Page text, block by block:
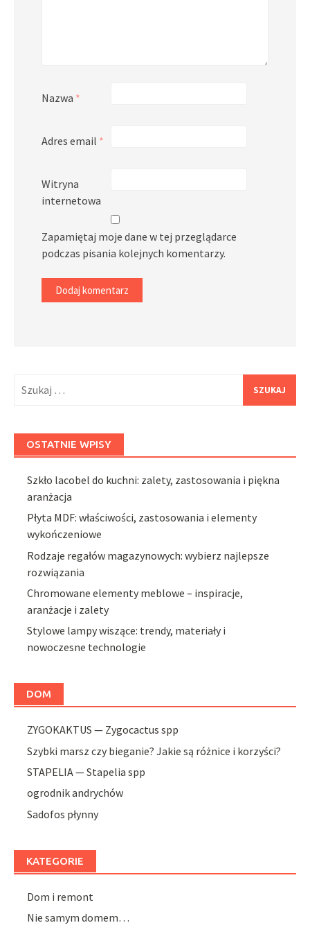
Nazwa *
Adres email *
Witryna
internetowa
Zapamiętaj moje dane w tej przeglądarce
podczas pisania kolejnych komentarzy.
OSTATNIE WPISY
Szkło lacobel do kuchni: zalety, zastosowania i piękna
aranżacja
Płyta MDF: właściwości, zastosowania i elementy
wykończeniowe
Rodzaje regałów magazynowych: wybierz najlepsze
rozwiązania
Chromowane elementy meblowe – inspiracje,
aranżacje i zalety
Stylowe lampy wiszące: trendy, materiały i
nowoczesne technologie
DOM
ZYGOKAKTUS — Zygocactus spp
Szybki marsz czy bieganie? Jakie są różnice i korzyści?
STAPELIA — Stapelia spp
ogrodnik andrychów
Sadofos płynny
KATEGORIE
Dom i remont
Nie samym domem…